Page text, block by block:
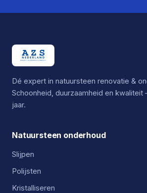
Dé expert in natuursteen renovatie &
Schoonheid, duurzaamheid en
jaar.
Natuursteen onderhoud
Slijpen
Polijsten
Kristalliseren